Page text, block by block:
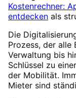
Kostenrechner:
entdecken als
Die
Prozess, der alle
Verwaltung bis
Schlüssel zu
der Mobilität.
Mieter sind